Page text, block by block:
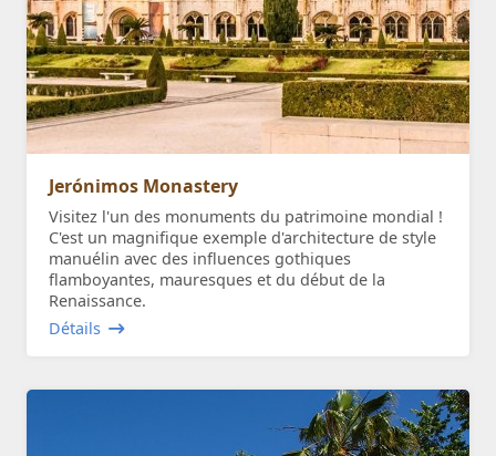
Jerónimos Monastery
Visitez l'un des monuments du patrimoine mondial !
C'est un magnifique exemple d'architecture de style
manuélin avec des influences gothiques
flamboyantes, mauresques et du début de la
Renaissance.
Détails